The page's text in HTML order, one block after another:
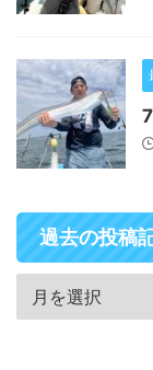
過去の投稿